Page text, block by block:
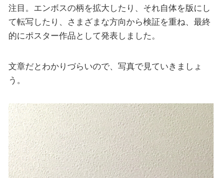
注目。エンボスの柄を拡大したり、それ自体を版にし
て転写したり、さまざまな方向から検証を重ね、最終
的にポスター作品として発表しました。
文章だとわかりづらいので、写真で見ていきましょ
う。